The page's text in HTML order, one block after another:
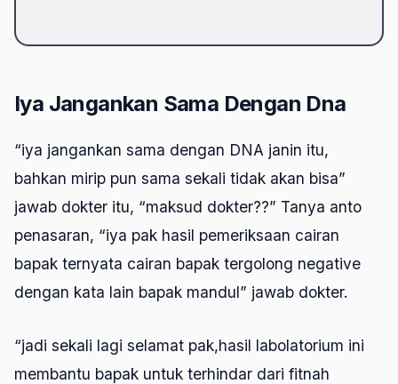
Iya Jangankan Sama Dengan Dna
“iya jangankan sama dengan DNA janin itu,
bahkan mirip pun sama sekali tidak akan bisa”
jawab dokter itu, “maksud dokter??” Tanya anto
penasaran, “iya pak hasil pemeriksaan cairan
bapak ternyata cairan bapak tergolong negative
dengan kata lain bapak mandul” jawab dokter.
“jadi sekali lagi selamat pak,hasil labolatorium ini
membantu bapak untuk terhindar dari fitnah